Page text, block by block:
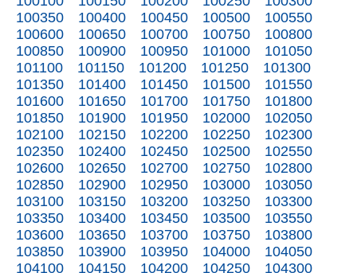
100350
100400 100450 100500
100550
100600
100650 100700 100750
100800
100850
100900 100950 101000
101050
101100
101150 101200 101250
101300
101350
101400 101450 101500
101550
101600
101650 101700 101750
101800
101850
101900 101950 102000
102050
102100
102150 102200 102250
102300
102350
102400 102450 102500
102550
102600
102650 102700 102750
102800
102850
102900 102950 103000
103050
103100
103150 103200 103250
103300
103350
103400 103450 103500
103550
103600
103650 103700 103750
103800
103850
103900 103950 104000
104050
104100
104150 104200 104250
104300